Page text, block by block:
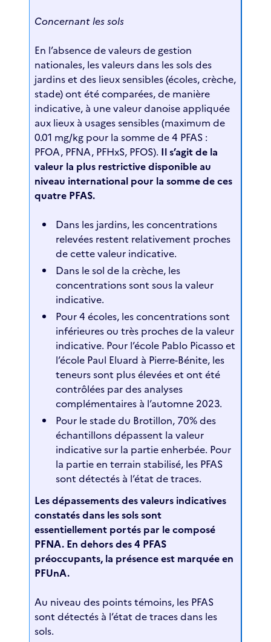
Concernant les sols
En l’absence de valeurs de gestion
nationales, les valeurs dans les sols des
jardins et des lieux sensibles (écoles, crèche,
stade) ont été comparées, de manière
indicative, à une valeur danoise appliquée
aux lieux à usages sensibles (maximum de
0.01 mg/kg pour la somme de 4 PFAS :
PFOA, PFNA, PFHxS, PFOS). Il s’agit de la
valeur la plus restrictive disponible au
niveau international pour la somme de ces
quatre PFAS.
Dans les jardins, les concentrations
relevées restent relativement proches
de cette valeur indicative.
Dans le sol de la crèche, les
concentrations sont sous la valeur
indicative.
Pour 4 écoles, les concentrations sont
inférieures ou très proches de la valeur
indicative. Pour l’école Pablo Picasso et
l’école Paul Eluard à Pierre-Bénite, les
teneurs sont plus élevées et ont été
contrôlées par des analyses
complémentaires à l’automne 2023.
Pour le stade du Brotillon, 70% des
échantillons dépassent la valeur
indicative sur la partie enherbée. Pour
la partie en terrain stabilisé, les PFAS
sont détectés à l’état de traces.
Les dépassements des valeurs indicatives
constatés dans les sols sont
essentiellement portés par le composé
PFNA. En dehors des 4 PFAS
préoccupants, la présence est marquée en
PFUnA.
Au niveau des points témoins, les PFAS
sont détectés à l’état de traces dans les
sols.